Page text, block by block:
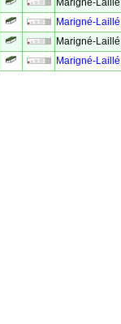
Marigné-
Marigné-
Marigné-
Marigné-